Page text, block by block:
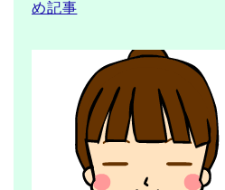
め記事